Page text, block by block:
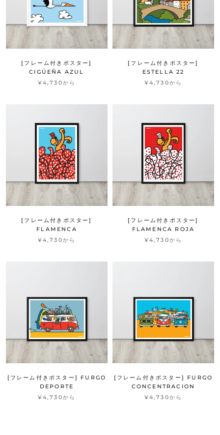
[フレーム付きポスター]
CIGÜEÑA AZUL
¥4,730から
[フレーム付きポスター]
ESTELLA 22
¥4,730から
[フレーム付きポスター]
FLAMENCA
¥4,730から
[フレーム付きポスター]
FLAMENCA ROJA
¥4,730から
[フレーム付きポスター] FURGO
DEPORTE
¥4,730から
[フレーム付きポスター] FURGO
CONCENTRACION
¥4,730から